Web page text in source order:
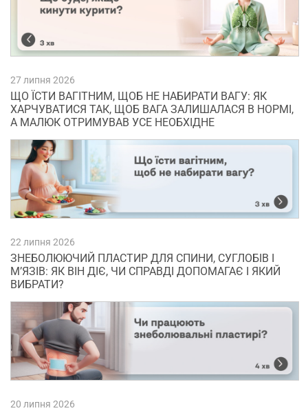
27 липня 2026
ЩО ЇСТИ ВАГІТНИМ, ЩОБ НЕ НАБИРАТИ ВАГУ: ЯК
ХАРЧУВАТИСЯ ТАК, ЩОБ ВАГА ЗАЛИШАЛАСЯ В НОРМІ,
А МАЛЮК ОТРИМУВАВ УСЕ НЕОБХІДНЕ
22 липня 2026
ЗНЕБОЛЮЮЧИЙ ПЛАСТИР ДЛЯ СПИНИ, СУГЛОБІВ І
М’ЯЗІВ: ЯК ВІН ДІЄ, ЧИ СПРАВДІ ДОПОМАГАЄ І ЯКИЙ
ВИБРАТИ?
20 липня 2026